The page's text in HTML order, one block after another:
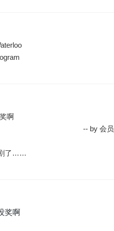
啊
-- by 会员
剧了……
奖啊